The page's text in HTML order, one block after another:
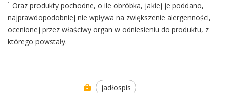
¹ Oraz produkty pochodne, o ile obróbka, jakiej je poddano,
najprawdopodobniej nie wpływa na zwiększenie alergenności,
ocenionej przez właściwy organ w odniesieniu do produktu, z
którego powstały.
jadłospis